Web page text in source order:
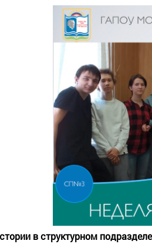
в структурном